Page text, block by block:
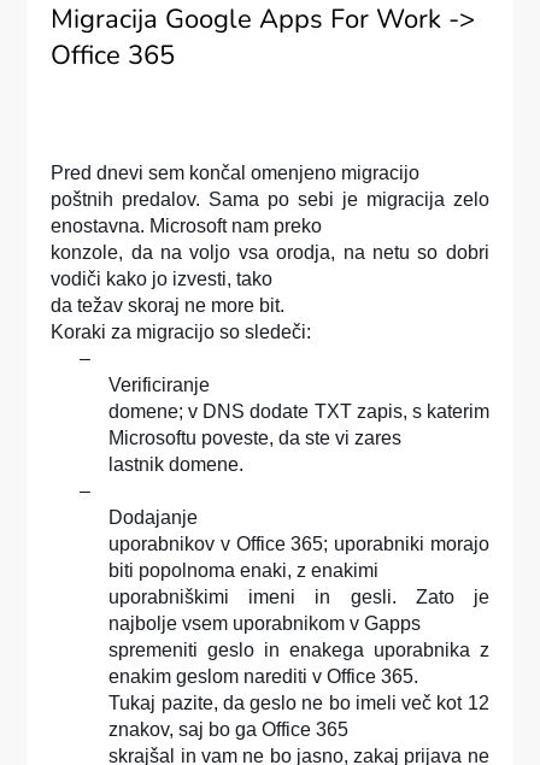
Migracija Google Apps For Work ->
Office 365
Pred dnevi sem končal omenjeno migracijo
poštnih predalov. Sama po sebi je migracija zelo
enostavna. Microsoft nam preko
konzole, da na voljo vsa orodja, na netu so dobri
vodiči kako jo izvesti, tako
da težav skoraj ne more bit.
Koraki za migracijo so sledeči:
–
Verificiranje
domene; v DNS dodate TXT zapis, s katerim
Microsoftu poveste, da ste vi zares
lastnik domene.
–
Dodajanje
uporabnikov v Office 365; uporabniki morajo
biti popolnoma enaki, z enakimi
uporabniškimi imeni in gesli. Zato je
najbolje vsem uporabnikom v Gapps
spremeniti geslo in enakega uporabnika z
enakim geslom narediti v Office 365.
Tukaj pazite, da geslo ne bo imeli več kot 12
znakov, saj bo ga Office 365
skrajšal in vam ne bo jasno, zakaj prijava ne